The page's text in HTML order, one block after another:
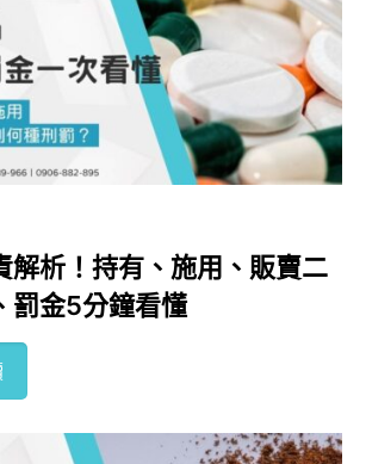
解析！持有、施用、販賣二
罰金5分鐘看懂